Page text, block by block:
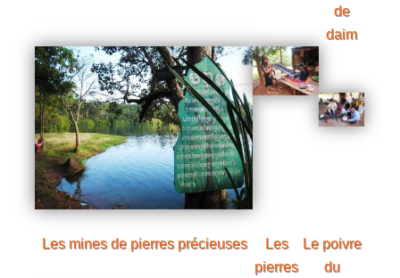
de
daim
Les mines de pierres précieuses
Les
pierres
Le poivre
du